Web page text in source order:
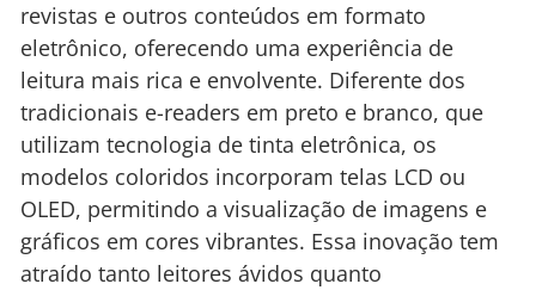
revistas e outros conteúdos em formato
eletrônico, oferecendo uma experiência de
leitura mais rica e envolvente. Diferente dos
tradicionais e-readers em preto e branco, que
utilizam tecnologia de tinta eletrônica, os
modelos coloridos incorporam telas LCD ou
OLED, permitindo a visualização de imagens e
gráficos em cores vibrantes. Essa inovação tem
atraído tanto leitores ávidos quanto